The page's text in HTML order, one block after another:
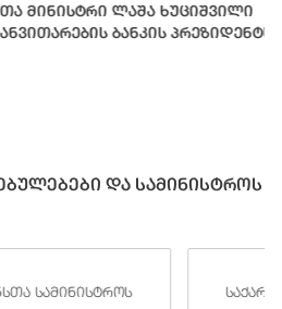
ხუციშვილი
პრეზიდენტს
ADB-ის
როგორც
და სამინისტროს
სამინისტროს